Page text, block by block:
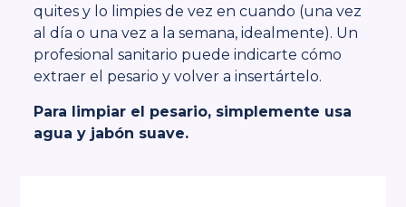
quites y lo limpies de vez en cuando (una vez
al día o una vez a la semana, idealmente). Un
profesional sanitario puede indicarte cómo
extraer el pesario y volver a insertártelo.
Para limpiar el pesario, simplemente usa
agua y jabón suave.